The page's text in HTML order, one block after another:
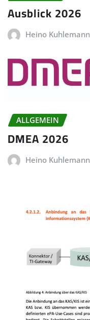
Ausblick 2026
Heino Kuhlemann
ALLGEMEIN
DMEA 2026
Heino Kuhlemann